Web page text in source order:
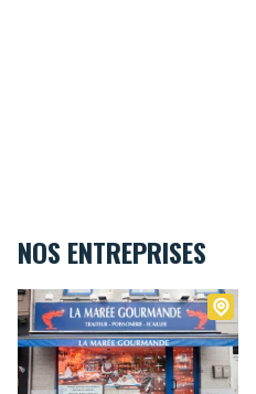
NOS ENTREPRISES
La Marée Gourmande